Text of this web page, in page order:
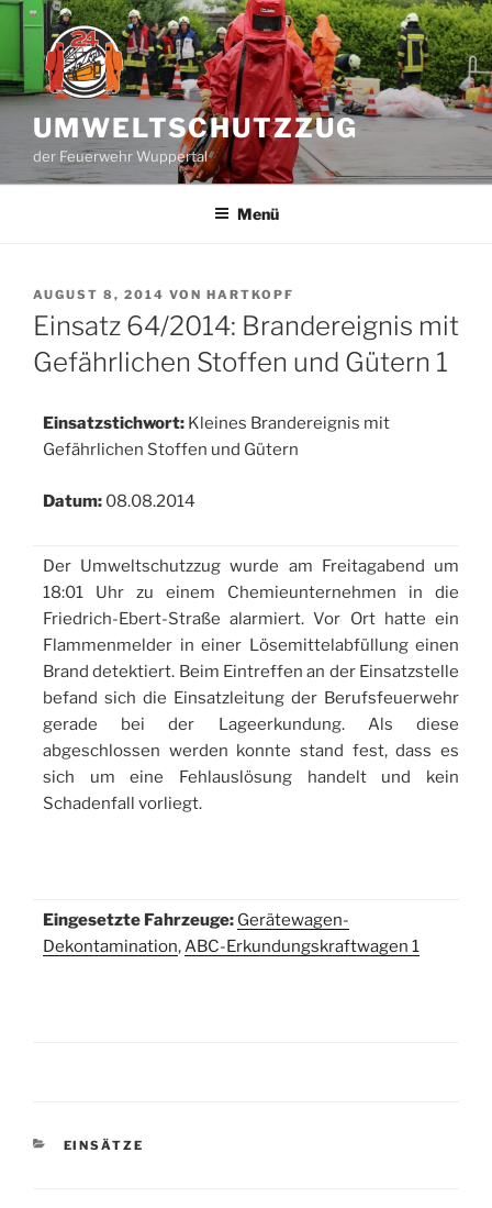
Zum
springen
UMWELTSCHUTZZUG
der Feuerwehr Wuppertal
Menü
VERÖFFENTLICHT
AM
AUGUST 8, 2014 VON HARTKOPF
Einsatz 64/2014: Brandereignis mit
Gefährlichen Stoffen und Gütern 1
Einsatzstichwort: Kleines Brandereignis mit
Gefährlichen Stoffen und Gütern
Datum: 08.08.2014
Der Umweltschutzzug wurde am Freitagabend um
18:01 Uhr zu einem Chemieunternehmen in die
Friedrich-Ebert-Straße alarmiert. Vor Ort hatte ein
Flammenmelder in einer Lösemittelabfüllung einen
Brand detektiert. Beim Eintreffen an der Einsatzstelle
befand sich die Einsatzleitung der Berufsfeuerwehr
gerade bei der Lageerkundung. Als diese
abgeschlossen werden konnte stand fest, dass es
sich um eine Fehlauslösung handelt und kein
Schadenfall vorliegt.
Eingesetzte Fahrzeuge: Gerätewagen-
Dekontamination,ABC-Erkundungskraftwagen 1
KATEGORIEN
EINSÄTZE